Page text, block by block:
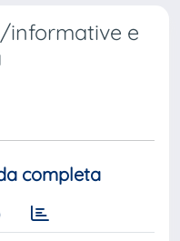
informative e
completa